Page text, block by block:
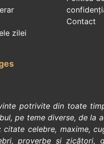
zilei
Contact
potrivite din toate
pe teme diverse, de la
citate celebre, maxime,
,proverbe și zicători,